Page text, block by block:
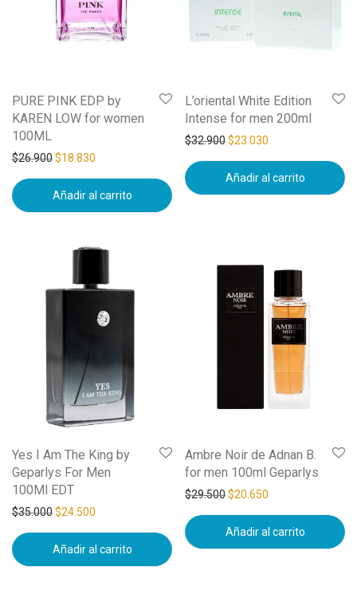
PURE PINK EDP by
KAREN LOW for women
100ML
$26.900$18.830
Añadir al carrito
L’oriental White Edition
Intense for men 200ml
$32.900$23.030
Añadir al carrito
Yes I Am The King by
Geparlys For Men
100Ml EDT
$35.000$24.500
Añadir al carrito
Ambre Noir de Adnan B.
for men 100ml Geparlys
$29.500$20.650
Añadir al carrito